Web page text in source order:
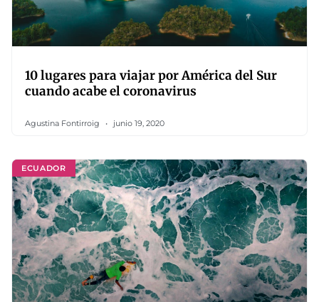
10 lugares para viajar por América del Sur
cuando acabe el coronavirus
Agustina Fontirroig junio 19, 2020
ECUADOR